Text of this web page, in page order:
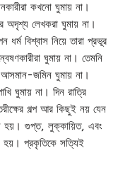
কখনো ঘুমায় না।
অদৃশ্য লেখকরা ঘুমায় না।
বিশ্বাস নিয়ে তারা প্রভূর
ঘুমায় না। তেমনি
আসমান-জমিন ঘুমায় না।
ঘুমায় না। দিন রাত্রি
গল্প আর কিছুই নয় যেন
হয়। গুপ্ত, লুক্কায়িত, এবং
প্রকৃতিকে সত্যিই